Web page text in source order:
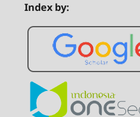
Index by: